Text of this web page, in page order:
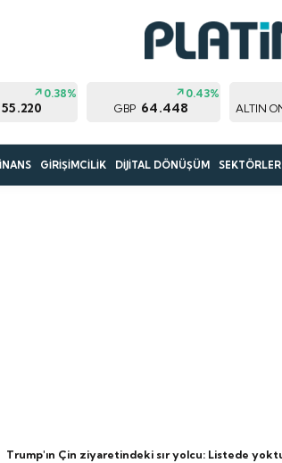
55.220
0.38%
GBP 64.448
0.43%
ALTIN
GİRİŞİMCİLİK DİJİTAL DÖNÜŞÜM SEKTÖRLER
Trump'ın Çin ziyaretindeki sır yolcu: Listede